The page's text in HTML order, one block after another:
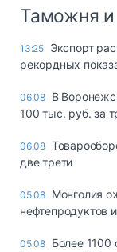
Таможня
13:25 Экспорт
рекордных
06.08 В
100 тыс. руб. за
06.08
две трети
05.08 Монголия
нефтепродуктов
05.08 Более 1100